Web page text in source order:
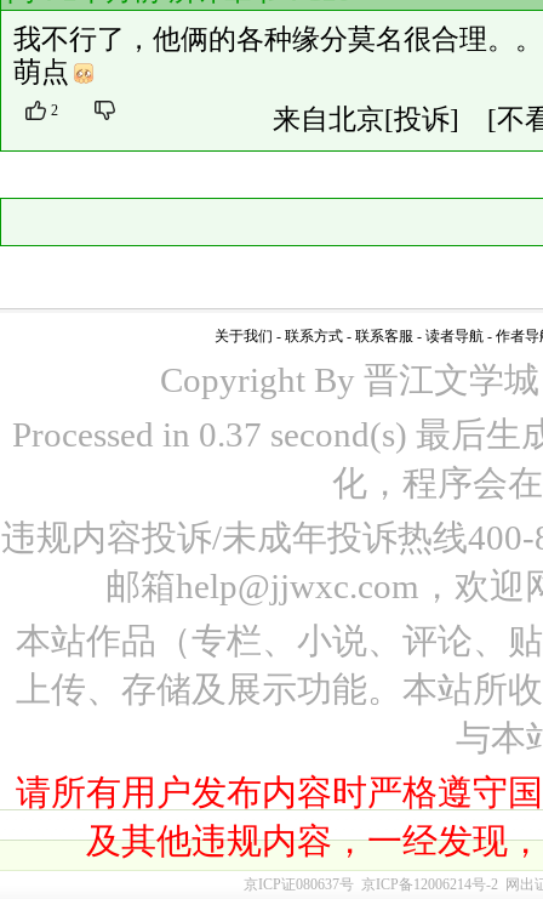
我不行了，他俩的各种缘分莫名很合理。
萌点
2 来自北京[投诉] [不
关于我们 - 联系方式 - 联系客服 - 读者导航 - 作者导
Copyright By 晋江文学
Processed in 0.37 second(s) 最后
化，程序会
违规内容投诉/未成年投诉热线
邮箱help@jjwxc.com，欢
本站作品（专栏、小说、评论、
上传、存储及展示功能。本站所
与本
请所有用户发布内容时严格遵守
及其他违规内容，一经发现
京ICP证080637号 京ICP备12006214号-2 网出